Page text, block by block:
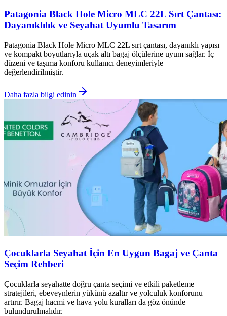
Patagonia Black Hole Micro MLC 22L Sırt Çantası:
Dayanıklılık ve Seyahat Uyumlu Tasarım
Patagonia Black Hole Micro MLC 22L sırt çantası, dayanıklı yapısı
ve kompakt boyutlarıyla uçak altı bagaj ölçülerine uyum sağlar. İç
düzeni ve taşıma konforu kullanıcı deneyimleriyle
değerlendirilmiştir.
Daha fazla bilgi edinin
Çocuklarla Seyahat İçin En Uygun Bagaj ve Çanta
Seçim Rehberi
Çocuklarla seyahatte doğru çanta seçimi ve etkili paketleme
stratejileri, ebeveynlerin yükünü azaltır ve yolculuk konforunu
artırır. Bagaj hacmi ve hava yolu kuralları da göz önünde
bulundurulmalıdır.